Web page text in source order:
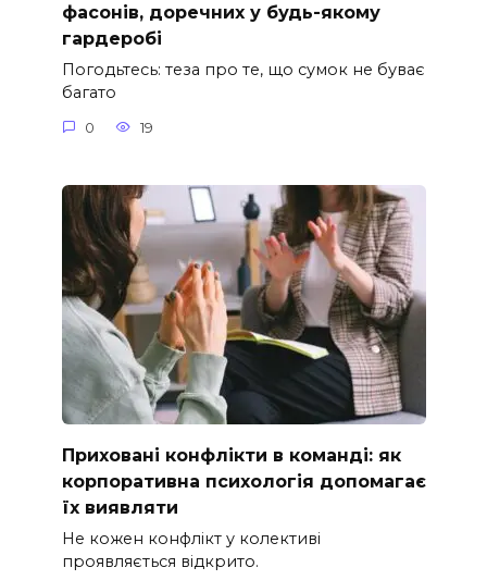
фасонів, доречних у будь-якому
гардеробі
Погодьтесь: теза про те, що сумок не буває
багато
0 19
Приховані конфлікти в команді: як
корпоративна психологія допомагає
їх виявляти
Не кожен конфлікт у колективі
проявляється відкрито.